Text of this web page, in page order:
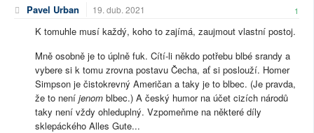
Pavel Urban 19. dub. 2021 1
K tomuhle musí každý, koho to zajímá, zaujmout vlastní postoj.
Mně osobně je to úplně fuk. Cítí-li někdo potřebu blbé srandy a
vybere si k tomu zrovna postavu Čecha, ať si poslouží. Homer
Simpson je čistokrevný Američan a taky je to blbec. (Je pravda,
že to není jenom blbec.) A český humor na účet cizích národů
taky není vždy ohleduplný. Vzpomeňme na některé díly
sklepáckého Alles Gute...